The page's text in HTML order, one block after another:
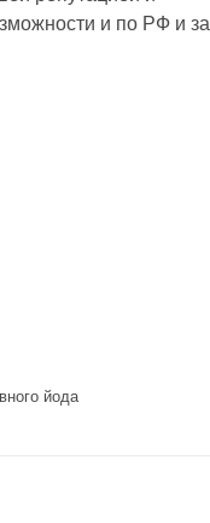
и по РФ и за
йода